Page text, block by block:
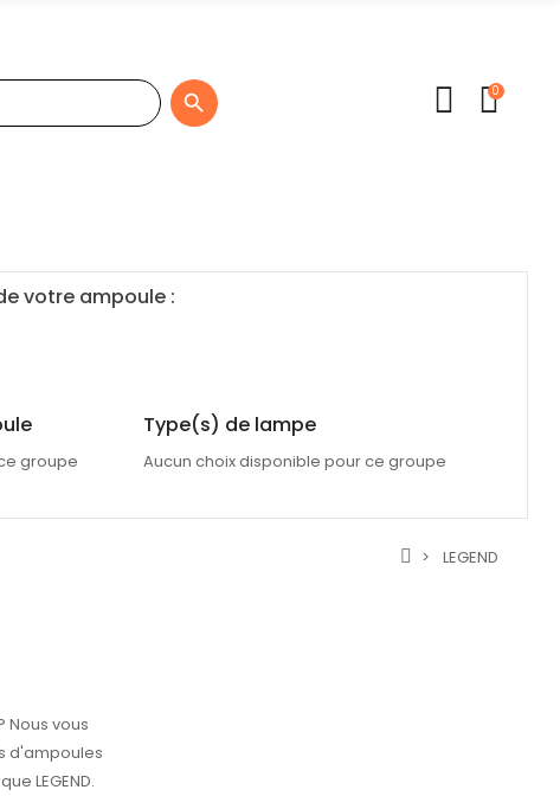
 0
votre ampoule :
groupe
Type(s) de lampe
Aucun choix disponible pour ce groupe
LEGEND
Nous vous
d'ampoules
LEGEND.